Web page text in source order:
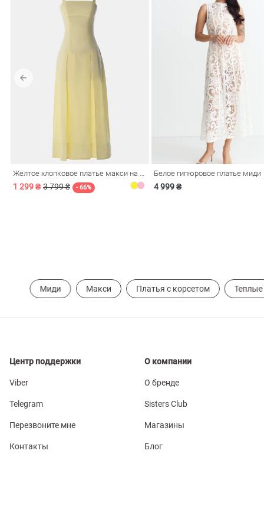
1 299 ₴ 3 799 ₴ - 66%
Белое гипюровое платье миди
4 999 ₴
Миди Макси Платья с корсетом Теплые
Центр поддержки
Viber
Telegram
Перезвоните мне
Контакты
О компании
О бренде
Sisters Club
Магазины
Блог